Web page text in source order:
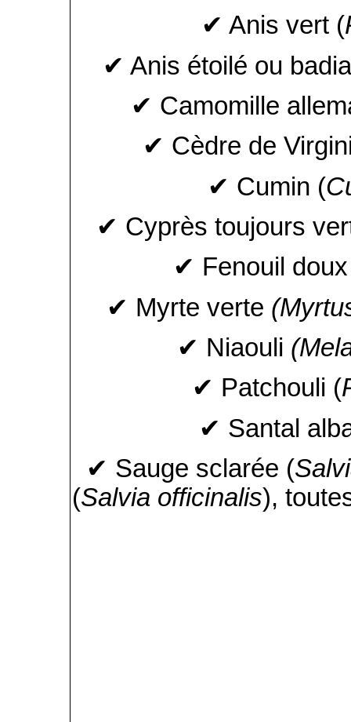
✔ Anis vert (
✔ Anis étoilé ou
✔ Camomille
✔ Cèdre de
✔ Cumin (
✔ Cyprès toujours
✔ Fenouil
✔ Myrte verte
✔ Niaouli
✔ Patchouli (
✔ Santal
✔ Sauge sclarée (
(Salvia officinalis),